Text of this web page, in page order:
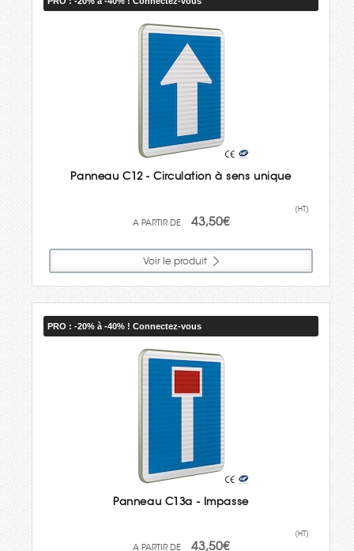
Panneau C12 - Circulation à sens unique
43,50€
(HT)
Voir le produit
PRO : -20% à -40% ! Connectez-vous
Panneau C13a - Impasse
43,50€
(HT)